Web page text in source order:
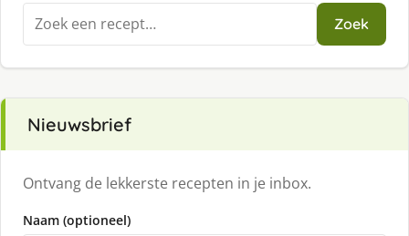
Zoeken
naar:
Zoek
Nieuwsbrief
Ontvang de lekkerste recepten in je inbox.
Naam (optioneel)